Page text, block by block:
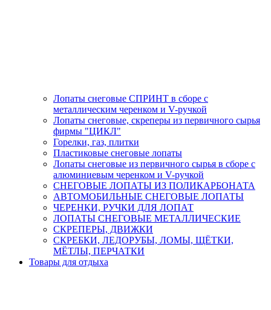
Лопаты снеговые СПРИНТ в сборе с
металлическим черенком и V-ручкой
Лопаты снеговые, скреперы из первичного сырья
фирмы "ЦИКЛ"
Горелки, газ, плитки
Пластиковые снеговые лопаты
Лопаты снеговые из первичного сырья в сборе с
алюминиевым черенком и V-ручкой
СНЕГОВЫЕ ЛОПАТЫ ИЗ ПОЛИКАРБОНАТА
АВТОМОБИЛЬНЫЕ СНЕГОВЫЕ ЛОПАТЫ
ЧЕРЕНКИ, РУЧКИ ДЛЯ ЛОПАТ
ЛОПАТЫ СНЕГОВЫЕ МЕТАЛЛИЧЕСКИЕ
СКРЕПЕРЫ, ДВИЖКИ
СКРЕБКИ, ЛЕДОРУБЫ, ЛОМЫ, ЩЁТКИ,
МЁТЛЫ, ПЕРЧАТКИ
Товары для отдыха